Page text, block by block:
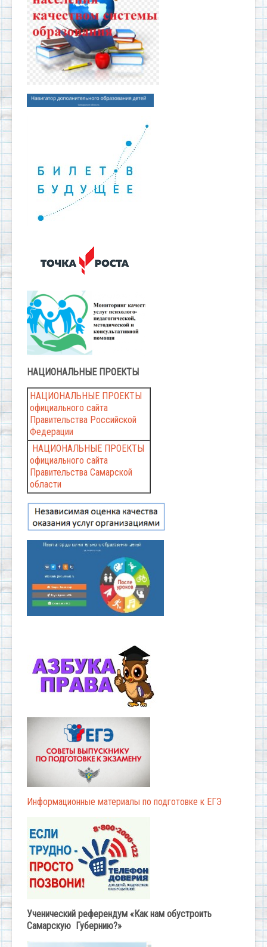
НАЦИОНАЛЬНЫЕ ПРОЕКТЫ
НАЦИОНАЛЬНЫЕ ПРОЕКТЫ
официального сайта
Правительства Российской
Федерации
НАЦИОНАЛЬНЫЕ ПРОЕКТЫ
официального сайта
Правительства Самарской
области
Информационные материалы по подготовке к ЕГЭ
Ученический референдум «Как нам обустроить
Самарскую Губернию?»